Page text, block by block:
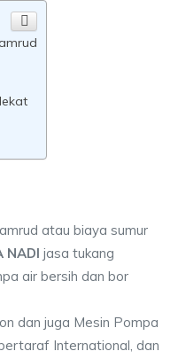
atau biaya sumur
NADI jasa tukang
air bersih dan bor
dan juga Mesin Pompa
International, dan